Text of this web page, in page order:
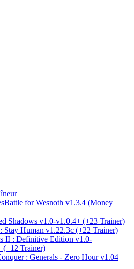
for Wesnoth v1.3.4 (Money
Shadows v1.0-v1.0.4+ (+23 Trainer)
Human v1.22.3c (+22 Trainer)
II : Definitive Edition v1.0-
(+12 Trainer)
: Generals - Zero Hour v1.04